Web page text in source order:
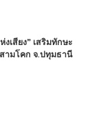
งเสียง” เสริมทักษะ
ามโคก จ.ปทุมธานี